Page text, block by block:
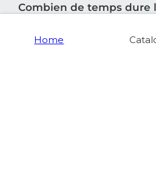
Combien de temps dure
Quelles sont les
Home